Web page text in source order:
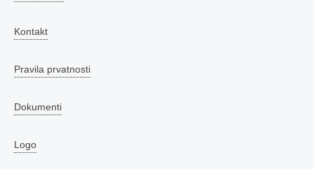
Kontakt
Pravila prvatnosti
Dokumenti
Logo